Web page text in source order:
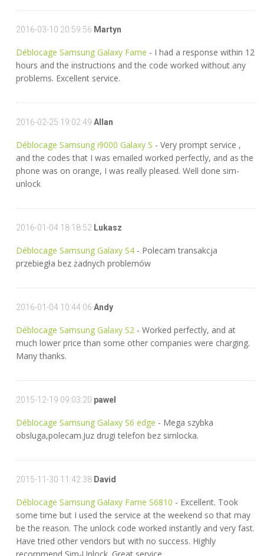
2016-03-10 20:59:56 Martyn
Déblocage Samsung Galaxy Fame - I had a response within 12
hours and the instructions and the code worked without any
problems. Excellent service.
2016-02-25 19:02:49 Allan
Déblocage Samsung i9000 Galaxy S - Very prompt service ,
and the codes that I was emailed worked perfectly, and as the
phone was on orange, I was really pleased. Well done sim-
unlock
2016-01-04 18:18:52 Lukasz
Déblocage Samsung Galaxy S4 - Polecam transakcja
przebiegła bez żadnych problemów
2016-01-04 10:44:06 Andy
Déblocage Samsung Galaxy S2 - Worked perfectly, and at
much lower price than some other companies were charging.
Many thanks.
2015-12-19 09:03:20 pawel
Déblocage Samsung Galaxy S6 edge - Mega szybka
obsluga,polecam.Juz drugi telefon bez simlocka.
2015-11-30 11:42:38 David
Déblocage Samsung Galaxy Fame S6810 - Excellent. Took
some time but I used the service at the weekend so that may
be the reason. The unlock code worked instantly and very fast.
Have tried other vendors but with no success. Highly